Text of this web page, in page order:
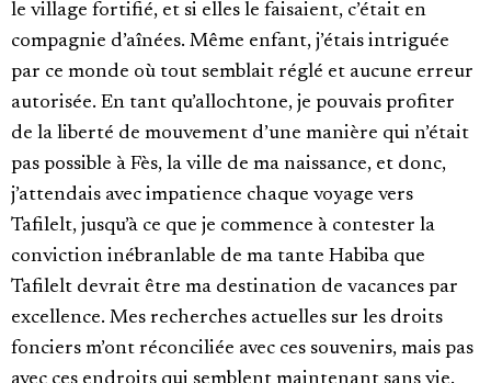
le village fortifié, et si elles le faisaient, c’était en
compagnie d’aînées. Même enfant, j’étais intriguée
par ce monde où tout semblait réglé et aucune erreur
autorisée. En tant qu’allochtone, je pouvais profiter
de la liberté de mouvement d’une manière qui n’était
pas possible à Fès, la ville de ma naissance, et donc,
j’attendais avec impatience chaque voyage vers
Tafilelt, jusqu’à ce que je commence à contester la
conviction inébranlable de ma tante Habiba que
Tafilelt devrait être ma destination de vacances par
excellence. Mes recherches actuelles sur les droits
fonciers m’ont réconciliée avec ces souvenirs, mais pas